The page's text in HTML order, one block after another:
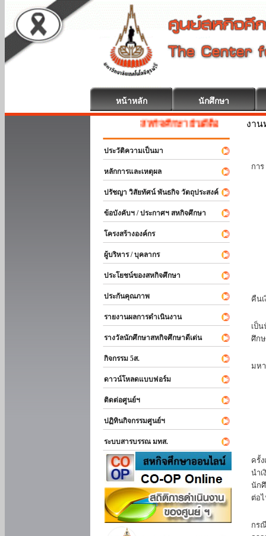
หน้าหลัก นักศึกษา
สหกิจศึกษา ยินดีต้อนรับ
ประวัติความเป็นมา
หลักการและเหตุผล
ปรัชญา วิสัยทัศน์ พันธกิจ วัตถุประสงค์
ข้อบังคับฯ / ประกาศฯ สหกิจศึกษา
โครงสร้างองค์กร
ผู้บริหาร / บุคลากร
ประโยชน์ของสหกิจศึกษา
ประกันคุณภาพ
รายงานผลการดำเนินงาน
รางวัลนักศึกษาสหกิจศึกษาดีเด่น
กิจกรรม 5ส.
ดาวน์โหลดแบบฟอร์ม
ติดต่อศูนย์ฯ
ปฏิทินกิจกรรมศูนย์ฯ
ระบบสารบรรณ มทส.
งา
กา
คืน
เป็
ศึก
มห
ครั้
นำ
นัก
ต่อ
กร